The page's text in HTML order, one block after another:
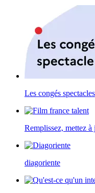
Les congés spectacles
Remplissez, mettez
diagoriente